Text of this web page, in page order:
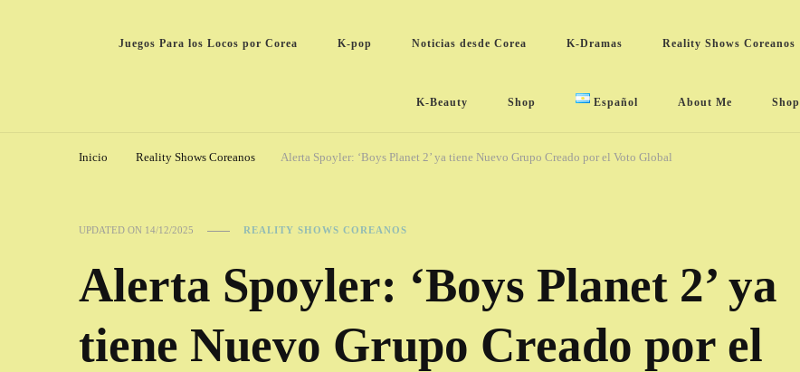
Juegos Para los Locos por Corea K-pop Noticias desde Corea K-Dramas Reality Shows Coreanos
K-Beauty Shop Español About Me Shop
Inicio Reality Shows Coreanos Alerta Spoyler: ‘Boys Planet 2’ ya tiene Nuevo Grupo Creado por el Voto Global
UPDATED ON 14/12/2025 REALITY SHOWS COREANOS
Alerta Spoyler: ‘Boys Planet 2’ ya
tiene Nuevo Grupo Creado por el